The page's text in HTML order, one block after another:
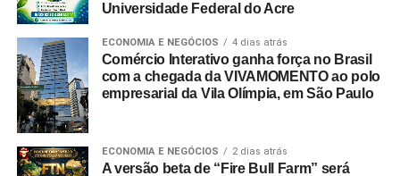
Universidade Federal do Acre
ECONOMIA E NEGÓCIOS 4 dias atrás
Comércio Interativo ganha força no Brasil
com a chegada da VIVAMOMENTO ao polo
empresarial da Vila Olímpia, em São Paulo
ECONOMIA E NEGÓCIOS 2 dias atrás
A versão beta de “Fire Bull Farm” será